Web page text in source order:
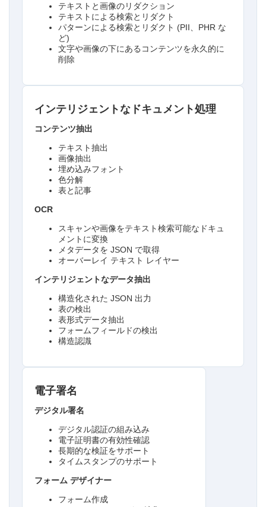
テキストと画像のリダクション
テキストによる検索とリダクト
パターンによる検索とリダクト (PII、PHR な
ど)
文字や画像の下にあるコンテンツを永久的に
削除
インテリジェントなドキュメント処理
コンテンツ抽出
テキスト抽出
画像抽出
埋め込みフォント
色分解
表と記事
OCR
スキャンや画像をテキスト検索可能なドキュ
メントに変換
メタデータを JSON で取得
オーバーレイ テキスト レイヤー
インテリジェントなデータ抽出
構造化された JSON 出力
表の検出
表形式データ抽出
フォームフィールドの検出
構造認識
電子署名
デジタル署名
デジタル認証の組み込み
電子証明書の有効性確認
長期的な検証をサポート
タイムスタンプのサポート
フォーム デザイナー
フォーム作成